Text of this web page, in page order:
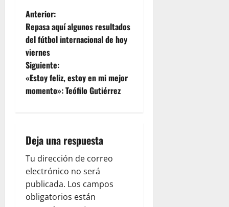
Anterior:
Repasa aquí algunos resultados
del fútbol internacional de hoy
viernes
Siguiente:
«Estoy feliz, estoy en mi mejor
momento»: Teófilo Gutiérrez
Deja una respuesta
Tu dirección de correo
electrónico no será
publicada. Los campos
obligatorios están